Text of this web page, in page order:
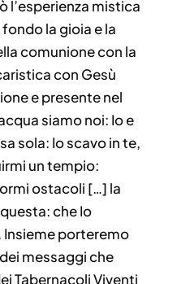
l’esperienza mistica
la gioia e la
comunione con la
con Gesù
e presente nel
siamo noi: Io e
sola: Io scavo in te,
un tempio:
ostacoli […] la
che Io
Insieme porteremo
messaggi che
Tabernacoli Viventi